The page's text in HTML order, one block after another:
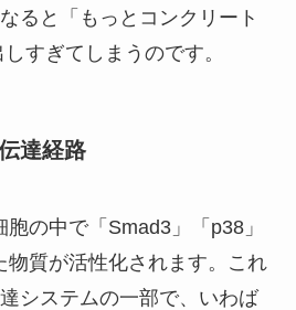
ると「もっとコンクリート
すぎてしまうのです。
達経路
の中で「Smad3」「p38」
物質が活性化されます。これ
システムの一部で、いわば